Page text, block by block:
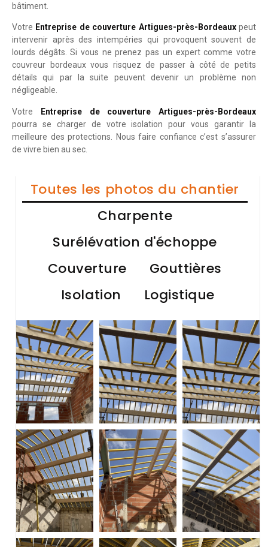
bâtiment.
Votre Entreprise de couverture Artigues-près-Bordeauxpeut
intervenir après des intempéries qui provoquent souvent de
lourds dégâts. Si vous ne prenez pas un expert comme votre
couvreur bordeaux vous risquez de passer à côté de petits
détails qui par la suite peuvent devenir un problème non
négligeable.
Votre Entreprise de couverture Artigues-près-Bordeaux
pourra se charger de votre isolation pour vous garantir la
meilleure des protections. Nous faire confiance c’est s’assurer
de vivre bien au sec.
Toutes les photos du chantier
Charpente
Surélévation d'échoppe
Couverture
Gouttières
Isolation
Logistique